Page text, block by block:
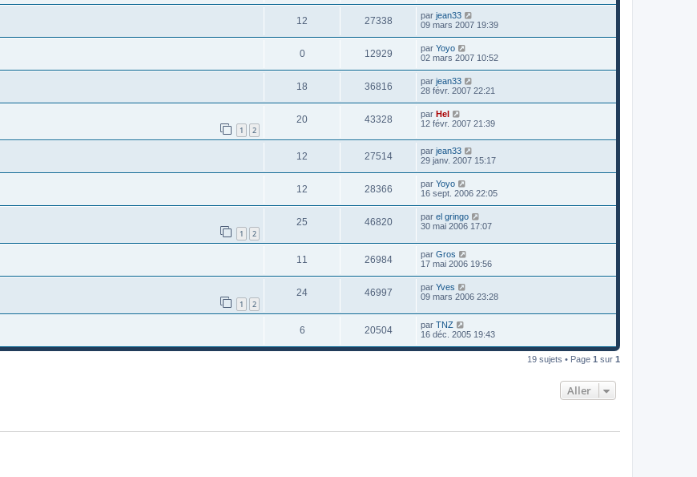
12 27338 par jean33
09 mars 2007 19:39
0 12929 par Yoyo
02 mars 2007 10:52
18 36816 par jean33
28 févr. 2007 22:21
1 2
20 43328 par Hel
12 févr. 2007 21:39
12 27514 par jean33
29 janv. 2007 15:17
12 28366 par Yoyo
16 sept. 2006 22:05
1 2
25 46820 par el gringo
30 mai 2006 17:07
11 26984 par Gros
17 mai 2006 19:56
1 2
24 46997 par Yves
09 mars 2006 23:28
6 20504 par TNZ
16 déc. 2005 19:43
19 sujets • Page 1 sur 1
Aller